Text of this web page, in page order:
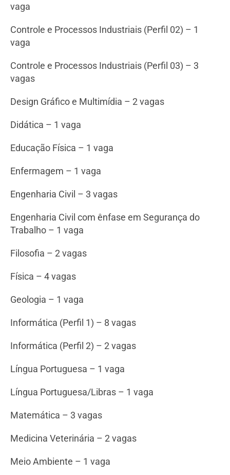
vaga
Controle e Processos Industriais (Perfil 02) – 1
vaga
Controle e Processos Industriais (Perfil 03) – 3
vagas
Design Gráfico e Multimídia – 2 vagas
Didática – 1 vaga
Educação Física – 1 vaga
Enfermagem – 1 vaga
Engenharia Civil – 3 vagas
Engenharia Civil com ênfase em Segurança do
Trabalho – 1 vaga
Filosofia – 2 vagas
Física – 4 vagas
Geologia – 1 vaga
Informática (Perfil 1) – 8 vagas
Informática (Perfil 2) – 2 vagas
Língua Portuguesa – 1 vaga
Língua Portuguesa/Libras – 1 vaga
Matemática – 3 vagas
Medicina Veterinária – 2 vagas
Meio Ambiente – 1 vaga